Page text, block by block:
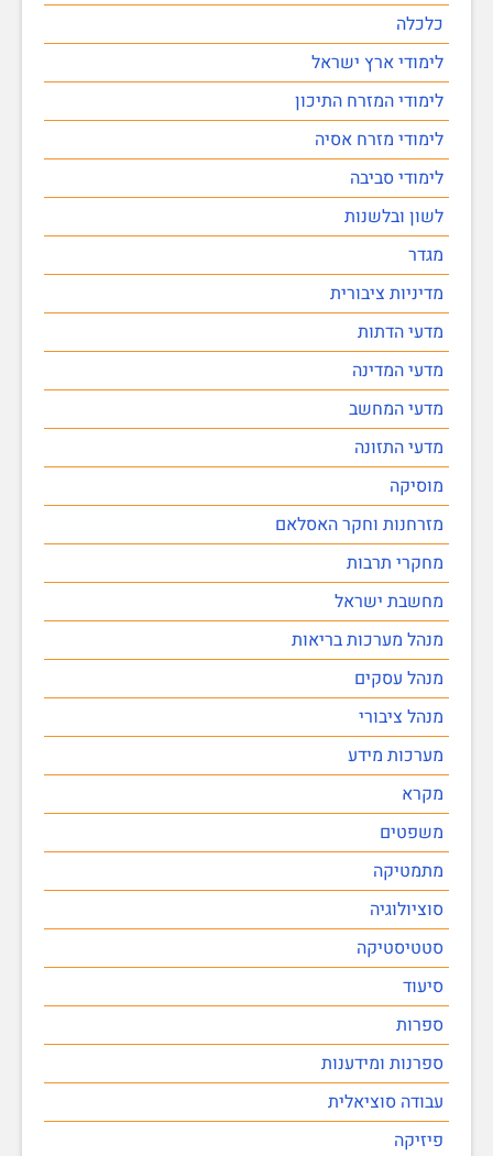
כלכלה
לימודי ארץ ישראל
לימודי המזרח התיכון
לימודי מזרח אסיה
לימודי סביבה
לשון ובלשנות
מגדר
מדיניות ציבורית
מדעי הדתות
מדעי המדינה
מדעי המחשב
מדעי התזונה
מוסיקה
מזרחנות וחקר האסלאם
מחקרי תרבות
מחשבת ישראל
מנהל מערכות בריאות
מנהל עסקים
מנהל ציבורי
מערכות מידע
מקרא
משפטים
מתמטיקה
סוציולוגיה
סטטיסטיקה
סיעוד
ספרות
ספרנות ומידענות
עבודה סוציאלית
פיזיקה